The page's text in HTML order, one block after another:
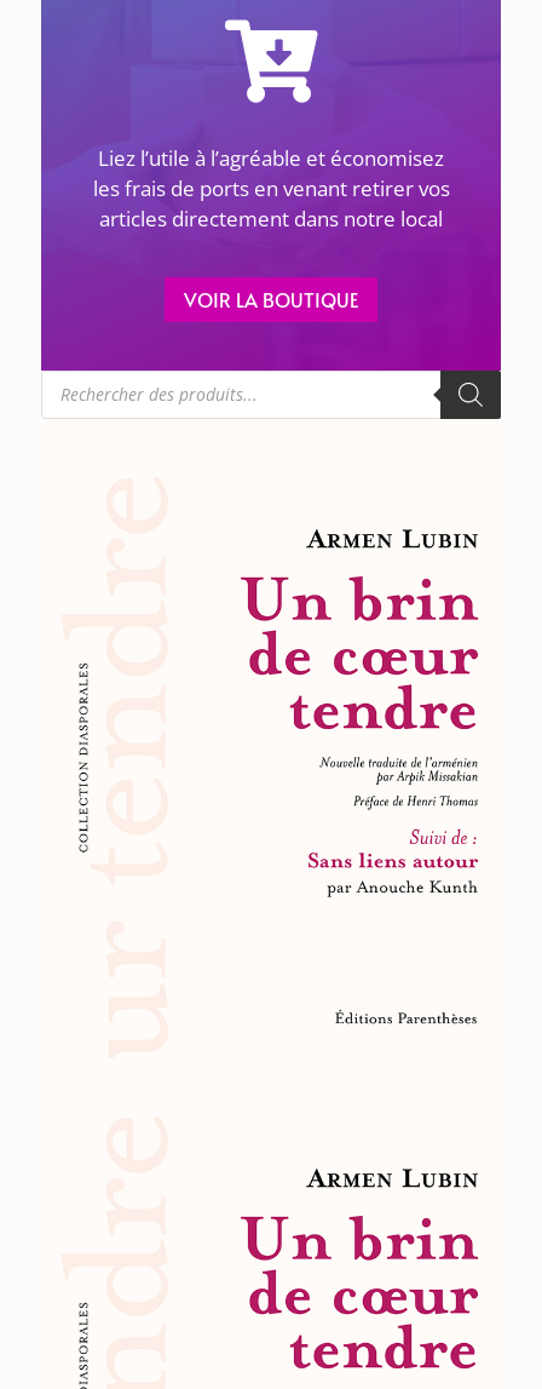
ACTUALITÉS
1 avril 2026
LES GÉNOCIDES DU 20E SIÈCLE ET LES JUSTES –
La Maison de la Culture Arménienne de
Denis
Liez l’utile à l’agréable et économisez
les frais de ports en venant retirer vos
articles directement dans notre local
VOIR LA BOUTIQUE
Recherche
de
produits